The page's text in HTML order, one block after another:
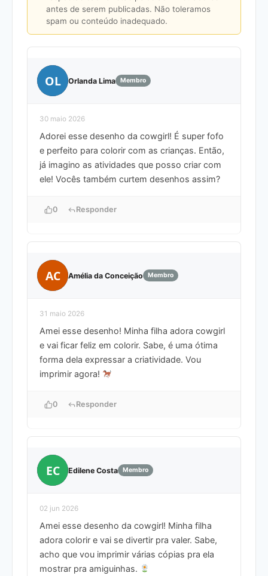
antes de serem publicadas. Não toleramos
spam ou conteúdo inadequado.
OL Orlanda Lima Membro
30 maio 2026
Adorei esse desenho da cowgirl! É super fofo
e perfeito para colorir com as crianças. Então,
já imagino as atividades que posso criar com
ele! Vocês também curtem desenhos assim?
0 Responder
AC Amélia da Conceição Membro
31 maio 2026
Amei esse desenho! Minha filha adora cowgirl
e vai ficar feliz em colorir. Sabe, é uma ótima
forma dela expressar a criatividade. Vou
imprimir agora!
0 Responder
EC Edilene Costa Membro
02 jun 2026
Amei esse desenho da cowgirl! Minha filha
adora colorir e vai se divertir pra valer. Sabe,
acho que vou imprimir várias cópias pra ela
mostrar pra amiguinhas.